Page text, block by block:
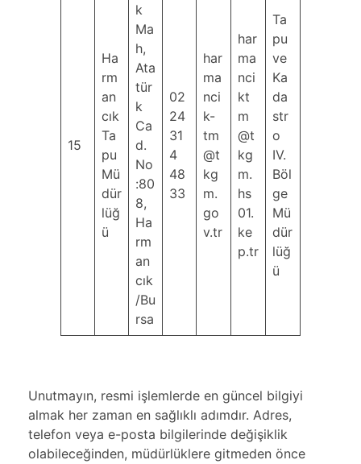
15
Ha
rm
an
cık
Ta
pu
Mü
dür
lüğ
ü
k
Ma
h,
Ata
tür
k
Ca
d.
No
:80
8,
Ha
rm
an
cık
/Bu
rsa
02
24
31
4
48
33
har
ma
nci
k-
tm
@t
kg
m.
go
v.tr
har
ma
nci
kt
m
@t
kg
m.
hs
01.
ke
p.tr
Ta
pu
ve
Ka
da
str
o
IV.
Böl
ge
Mü
dür
lüğ
ü
Unutmayın, resmi işlemlerde en güncel bilgiyi
almak her zaman en sağlıklı adımdır. Adres,
telefon veya e-posta bilgilerinde değişiklik
olabileceğinden, müdürlüklere gitmeden önce